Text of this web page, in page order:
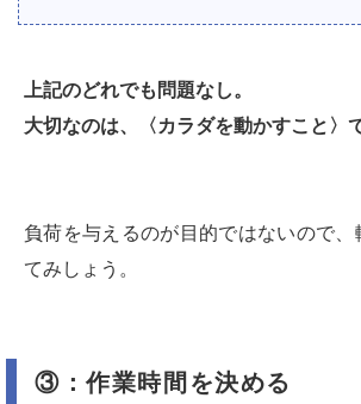
上記のどれでも問題なし。
大切なのは、〈カラダを動かすこと〉
負荷を与えるのが目的ではないので、
てみしょう。
③：作業時間を決める